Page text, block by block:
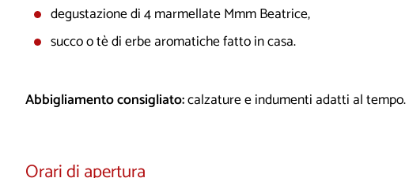
degustazione di 4 marmellate Mmm Beatrice,
succo o tè di erbe aromatiche fatto in casa.
Abbigliamento consigliato:calzature e indumenti adatti al tempo.
Orari di apertura